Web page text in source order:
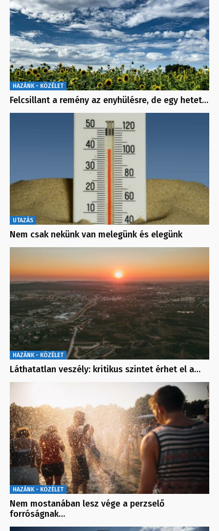
HAZÁNK - KÖZÉLET
Felcsillant a remény az enyhülésre, de egy hetet…
UTAZÁS
Nem csak nekünk van melegünk és elegünk
HAZÁNK - KÖZÉLET
Láthatatlan veszély: kritikus szintet érhet el a…
HAZÁNK - KÖZÉLET
Nem mostanában lesz vége a perzselő
forróságnak…